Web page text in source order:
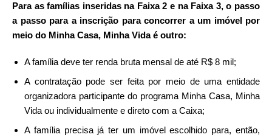
Para as famílias inseridas na Faixa 2 e na Faixa 3, o passo
a passo para a inscrição para concorrer a um imóvel por
meio do Minha Casa, Minha Vida é outro:
A família deve ter renda bruta mensal de até R$ 8 mil;
A contratação pode ser feita por meio de uma entidade
organizadora participante do programa Minha Casa, Minha
Vida ou individualmente e direto com a Caixa;
A família precisa já ter um imóvel escolhido para, então,